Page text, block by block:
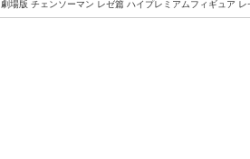
劇場版 チェンソーマン レゼ篇 ハイプレミアムフィギュア レ